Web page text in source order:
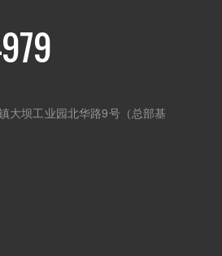
大坝工业园北华路9号（总部基